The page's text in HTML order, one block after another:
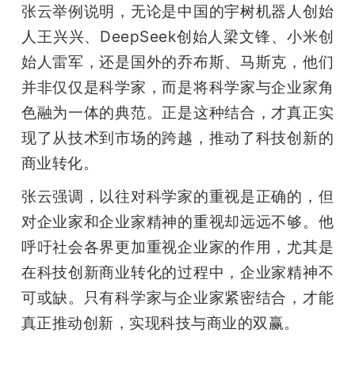
搞
机
张云举例说明，无论是中国的宇树机器人创始
人王兴兴、DeepSeek创始人梁文锋、小米创
始人雷军，还是国外的乔布斯、马斯克，他们
并非仅仅是科学家，而是将科学家与企业家角
色融为一体的典范。正是这种结合，才真正实
现了从技术到市场的跨越，推动了科技创新的
商业转化。
张云强调，以往对科学家的重视是正确的，但
对企业家和企业家精神的重视却远远不够。他
呼吁社会各界更加重视企业家的作用，尤其是
在科技创新商业转化的过程中，企业家精神不
可或缺。只有科学家与企业家紧密结合，才能
真正推动创新，实现科技与商业的双赢。